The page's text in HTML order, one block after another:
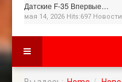
Датские F-35 Впервые…
мая 14, 2026 Hits:697 Новости